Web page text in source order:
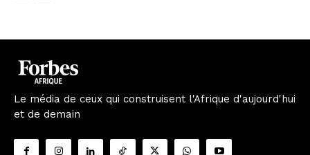
Le média de ceux qui construisent l'Afrique d'aujourd'hui
et de demain